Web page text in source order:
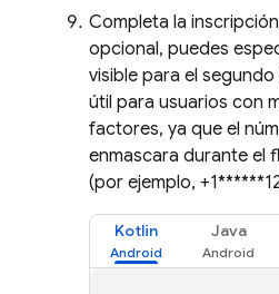
Completa la
opcional, puedes
visible para el
útil para usuarios con
factores, ya que el
enmascara durante el
(por ejemplo,
Kotlin Java